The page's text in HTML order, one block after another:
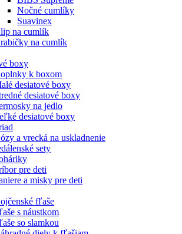
Nočné cumlíky
Suavinex
na cumlík
na cumlík
boxy
k boxom
desiatové boxy
desiatové boxy
na jedlo
desiatové boxy
a vrecká na uskladnenie
sety
pre deti
a misky pre deti
fľaše
s náustkom
so slamkou